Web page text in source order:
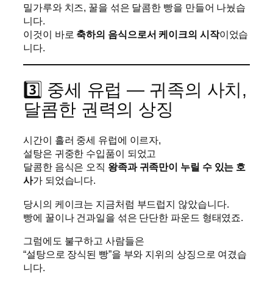
밀가루와 치즈, 꿀을 섞은 달콤한 빵을 만들어 나눴습
니다.
이것이 바로 축하의 음식으로서 케이크의 시작이었습
니다.
3️⃣ 중세 유럽 — 귀족의 사치,
달콤한 권력의 상징
시간이 흘러 중세 유럽에 이르자,
설탕은 귀중한 수입품이 되었고
달콤한 음식은 오직 왕족과 귀족만이 누릴 수 있는 호
사가 되었습니다.
당시의 케이크는 지금처럼 부드럽지 않았습니다.
빵에 꿀이나 건과일을 섞은 단단한 파운드 형태였죠.
그럼에도 불구하고 사람들은
“설탕으로 장식된 빵”을 부와 지위의 상징으로 여겼습
니다.